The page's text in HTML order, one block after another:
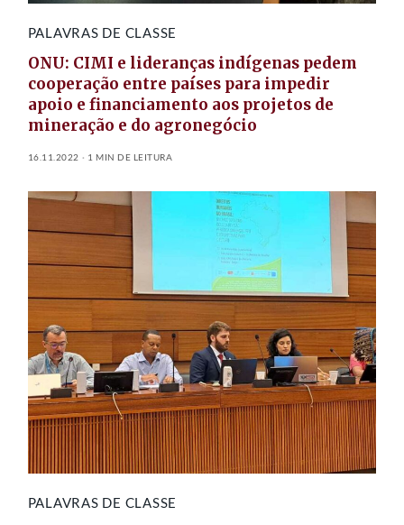
PALAVRAS DE CLASSE
ONU: CIMI e lideranças indígenas pedem
cooperação entre países para impedir
apoio e financiamento aos projetos de
mineração e do agronegócio
16.11.2022 1 MIN DE LEITURA
PALAVRAS DE CLASSE